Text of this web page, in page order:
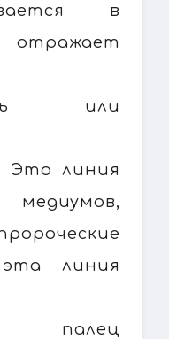
в
или
Это линия
линия
палец